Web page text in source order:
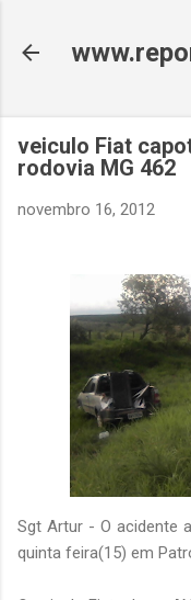
veiculo Fiat
rodovia MG 462
novembro 16, 2012
Sgt Artur - O acidente
quinta feira(15) em